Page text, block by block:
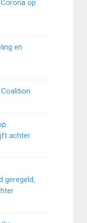
op
en
achter
geregeld,